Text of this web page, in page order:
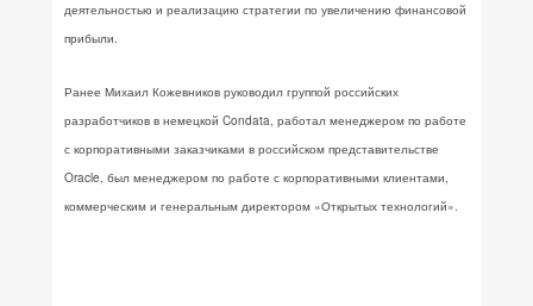
деятельностью и реализацию стратегии по увеличению финансовой
прибыли.
Ранее Михаил Кожевников руководил группой российских
разработчиков в немецкой Condata, работал менеджером по работе
с корпоративными заказчиками в российском представительстве
Oracle, был менеджером по работе с корпоративными клиентами,
коммерческим и генеральным директором «Открытых технологий».